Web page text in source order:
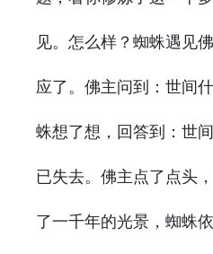
见。怎么样？蜘蛛遇见
应了。佛主问到：世间
蛛想了想，回答到：世
已失去。佛主点了点头
了一千年的光景，蜘蛛